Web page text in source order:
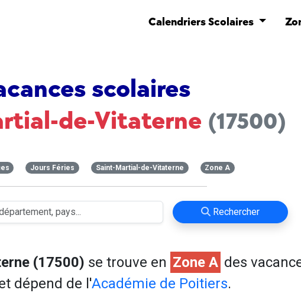
Calendriers Scolaires
scolaires
de-Vitaterne (17500)
Jours Féries Saint-Martial-de-Vitaterne Zone A
Rechercher
(17500) se trouve en Zone A des
dépend de l'Académie de Poitiers.